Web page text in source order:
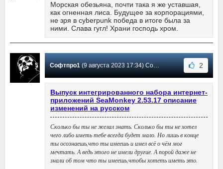
Морская обезьяна, почти така я же уставшая,
как огненная лиса. Будущее за корпорациями,
не зря в cyberpunk победа в итоге была за
ними. Слава гугл! Храни господь хром.
Софтпро1(9 августа 2023 17:34) Сообщение #430 2
Выпуск интегрированного набора интернет-
приложений SeaMonkey 2.53.17 описание
изменений на русском
Сколько бы ты не желал знать. Сколько бы ты не хотел
чего либо иметь тебе всегда будет мало. Но лишь в конце
ты осознаешь,что ты имеешь и имел всё о чём мог
мечтать. А ведь этого не имели другие. А порой даже не
знали об том что ты имеешь,чтобы хотеть иметь это.